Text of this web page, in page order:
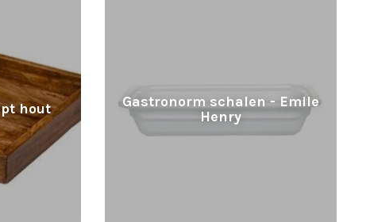
hout
Gastronorm schalen - Emile
Henry